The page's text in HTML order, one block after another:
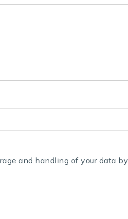
and handling of your data by